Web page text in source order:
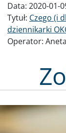
Data: 2020-01-
Tytuł: Czego (i
dziennikarki
Operator:
Obraz